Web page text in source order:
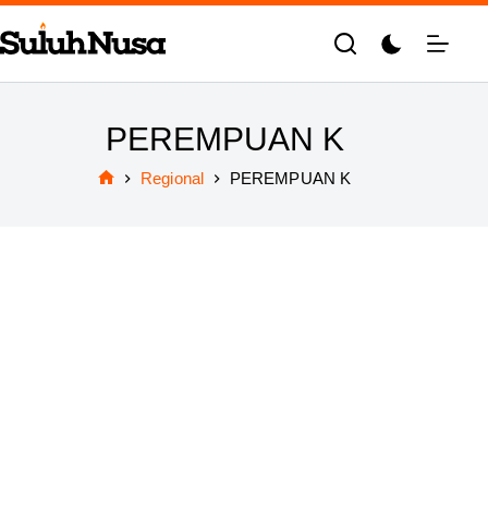
Skip
to
content
PEREMPUAN K
Regional PEREMPUAN K